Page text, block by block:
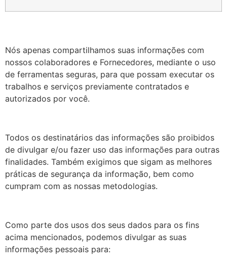
Nós apenas compartilhamos suas informações com
nossos colaboradores e Fornecedores, mediante o uso
de ferramentas seguras, para que possam executar os
trabalhos e serviços previamente contratados e
autorizados por você.
Todos os destinatários das informações são proibidos
de divulgar e/ou fazer uso das informações para outras
finalidades. Também exigimos que sigam as melhores
práticas de segurança da informação, bem como
cumpram com as nossas metodologias.
Como parte dos usos dos seus dados para os fins
acima mencionados, podemos divulgar as suas
informações pessoais para: